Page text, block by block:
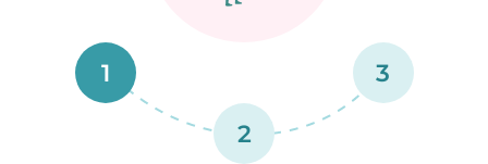
1
2
3